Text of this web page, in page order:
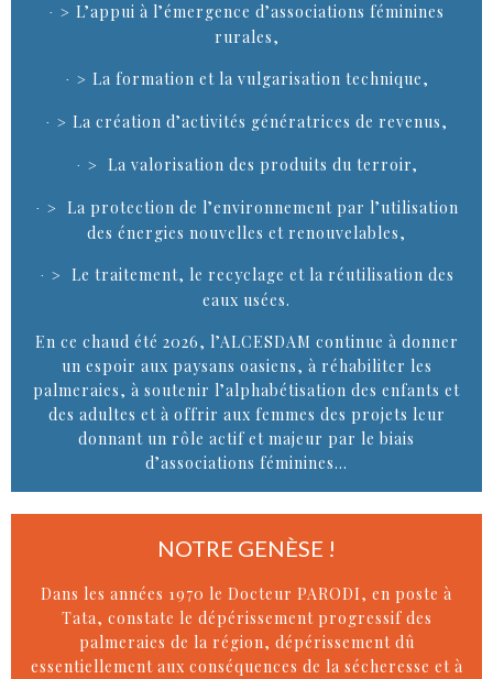
· > L’appui à l’émergence d’associations féminines
rurales,
· > La formation et la vulgarisation technique,
· > La création d’activités génératrices de revenus,
· > La valorisation des produits du terroir,
· >
La protection de l’environnement par l’utilisation
des énergies nouvelles et renouvelables,
· >
Le traitement, le recyclage et la réutilisation des
eaux usées.
En ce chaud été 2026, l’ALCESDAM continue à donner
un espoir aux paysans oasiens, à réhabiliter les
palmeraies, à soutenir l’alphabétisation des enfants et
des adultes et à offrir aux femmes des projets leur
donnant un rôle actif et majeur par le biais
d’associations féminines…
NOTRE GENÈSE !
Dans les années 1970 le Docteur PARODI, en poste à
Tata, constate le dépérissement progressif des
palmeraies de la région, dépérissement dû
essentiellement aux conséquences de la sécheresse et à